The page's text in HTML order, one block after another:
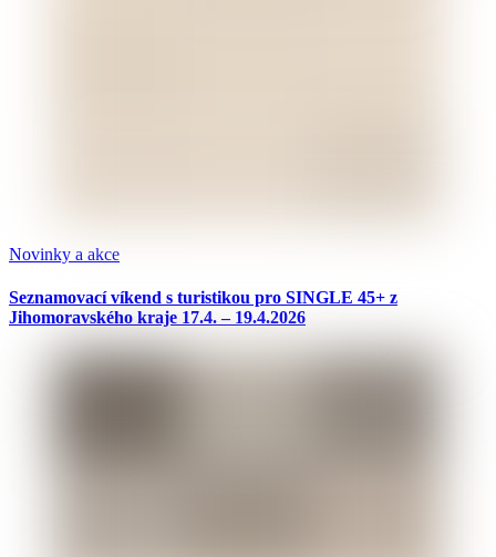
Novinky a akce
Seznamovací víkend s turistikou pro SINGLE 45+ z
Jihomoravského kraje 17.4. – 19.4.2026